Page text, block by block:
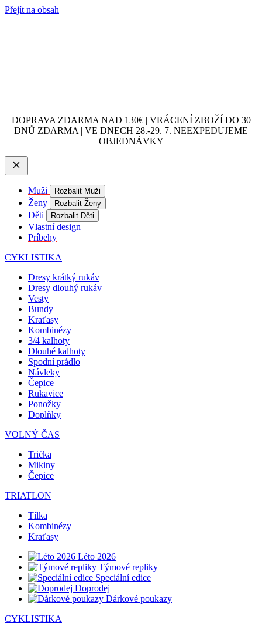
Přejít na obsah
DOPRAVA ZDARMA NAD 130€ | VRÁCENÍ ZBOŽÍ DO 30
DNŮ ZDARMA | VE DNECH 28.-29. 7. NEEXPEDUJEME
OBJEDNÁVKY
Muži Rozbalit Muži
Ženy Rozbalit Ženy
Děti Rozbalit Děti
Vlastní design
Príbehy
CYKLISTIKA
Dresy krátký rukáv
Dresy dlouhý rukáv
Vesty
Bundy
Kraťasy
Kombinézy
3/4 kalhoty
Dlouhé kalhoty
Spodní prádlo
Návleky
Čepice
Rukavice
Ponožky
Doplňky
VOLNÝ ČAS
Trička
Mikiny
Čepice
TRIATLON
Tílka
Kombinézy
Kraťasy
Léto 2026
Týmové repliky
Speciální edice
Doprodej
Dárkové poukazy
CYKLISTIKA